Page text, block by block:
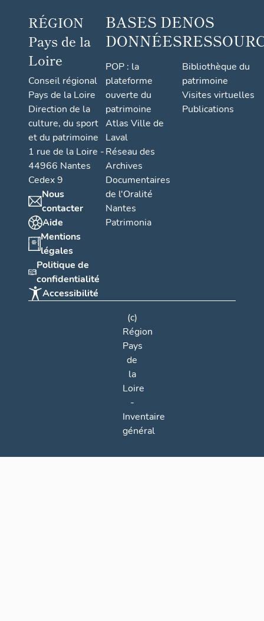
RÉGION
Pays de la
Loire
Conseil régional
Pays de la Loire
Direction de la
culture, du sport
et du patrimoine
1 rue de la Loire -
44966 Nantes
Cedex 9
Nous
contacter
Aide
Mentions
légales
Politique de
confidentialité
Accessibilité
BASES DE
DONNÉES
POP : la
plateforme
ouverte du
patrimoine
Atlas Ville de
Laval
Réseau des
Archives
Documentaires
de l'Oralité
Nantes
Patrimonia
NOS
Bibliothèque du
patrimoine
Visites virtuelles
Publications
(c)
Région
Pays
de
la
Loire
-
Inventaire
général